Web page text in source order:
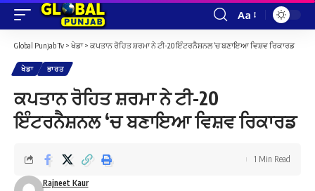
Font
Resizer
Aa
Global Punjab Tv > ਖੇਡਾ> ਕਪਤਾਨ ਰੋਹਿਤ ਸ਼ਰਮਾ ਨੇ ਟੀ-20 ਇੰਟਰਨੈਸ਼ਨਲ ‘ਚ ਬਣਾਇਆ ਵਿਸ਼ਵ ਰਿਕਾਰਡ
ਖੇਡਾ ਭਾਰਤ
ਕਪਤਾਨ ਰੋਹਿਤ ਸ਼ਰਮਾ ਨੇ ਟੀ-20
ਇੰਟਰਨੈਸ਼ਨਲ ‘ਚ ਬਣਾਇਆ ਵਿਸ਼ਵ ਰਿਕਾਰਡ
Rajneet Kaur
1 Min Read